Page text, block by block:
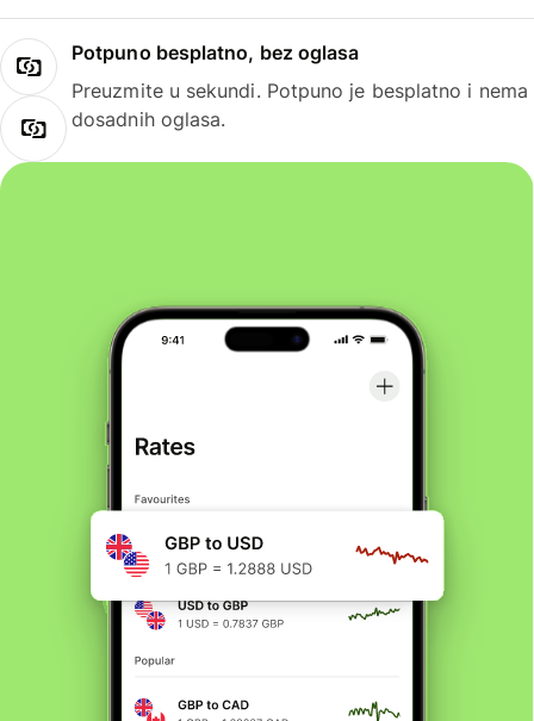
Potpuno besplatno, bez oglasa
Preuzmite u sekundi. Potpuno je besplatno i nema
dosadnih oglasa.